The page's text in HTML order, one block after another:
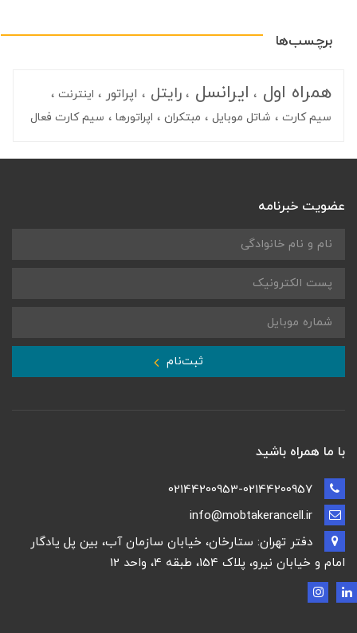
برچسب‌ها
همراه اول ایرانسل رایتل اپراتور
اینترنت
سیم کارت
شاتل موبایل مبتکران اپراتورها سیم کارت فعال
عضویت خبرنامه
ثبت‌نام
با ما همراه باشید
دفتر تهران: ستارخان، خیابان سازمان آب، بین پل یادگار
امام و خیابان نیرو، پلاک 154، طبقه 4، واحد 12